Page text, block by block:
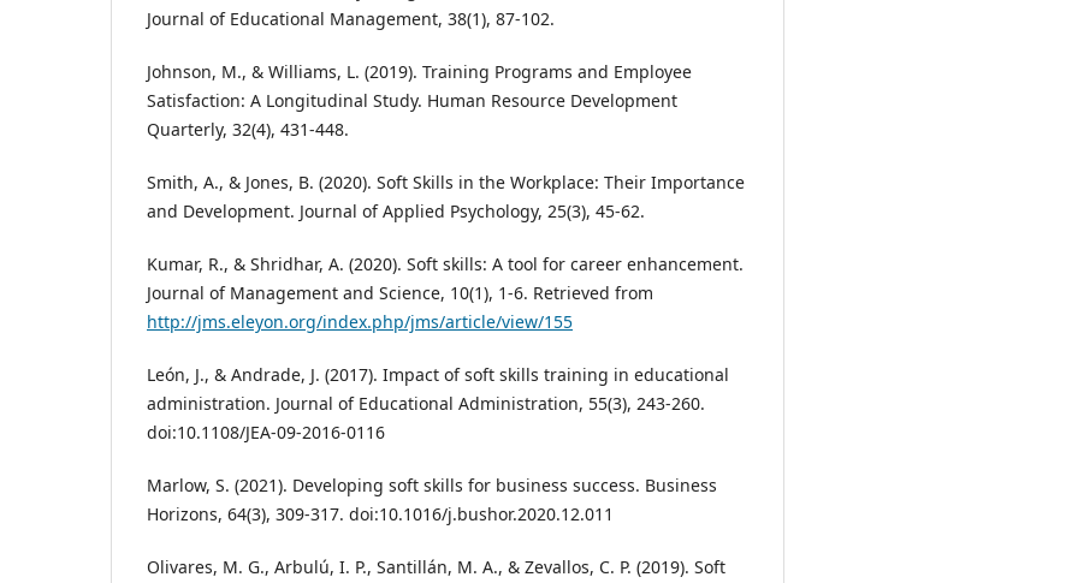
Journal of Educational Management, 38(1), 87-102.
Johnson, M., & Williams, L. (2019). Training Programs and Employee
Satisfaction: A Longitudinal Study. Human Resource Development
Quarterly, 32(4), 431-448.
Smith, A., & Jones, B. (2020). Soft Skills in the Workplace: Their Importance
and Development. Journal of Applied Psychology, 25(3), 45-62.
Kumar, R., & Shridhar, A. (2020). Soft skills: A tool for career enhancement.
Journal of Management and Science, 10(1), 1-6. Retrieved from
http://jms.eleyon.org/index.php/jms/article/view/155
León, J., & Andrade, J. (2017). Impact of soft skills training in educational
administration. Journal of Educational Administration, 55(3), 243-260.
doi:10.1108/JEA-09-2016-0116
Marlow, S. (2021). Developing soft skills for business success. Business
Horizons, 64(3), 309-317. doi:10.1016/j.bushor.2020.12.011
Olivares, M. G., Arbulú, I. P., Santillán, M. A., & Zevallos, C. P. (2019). Soft